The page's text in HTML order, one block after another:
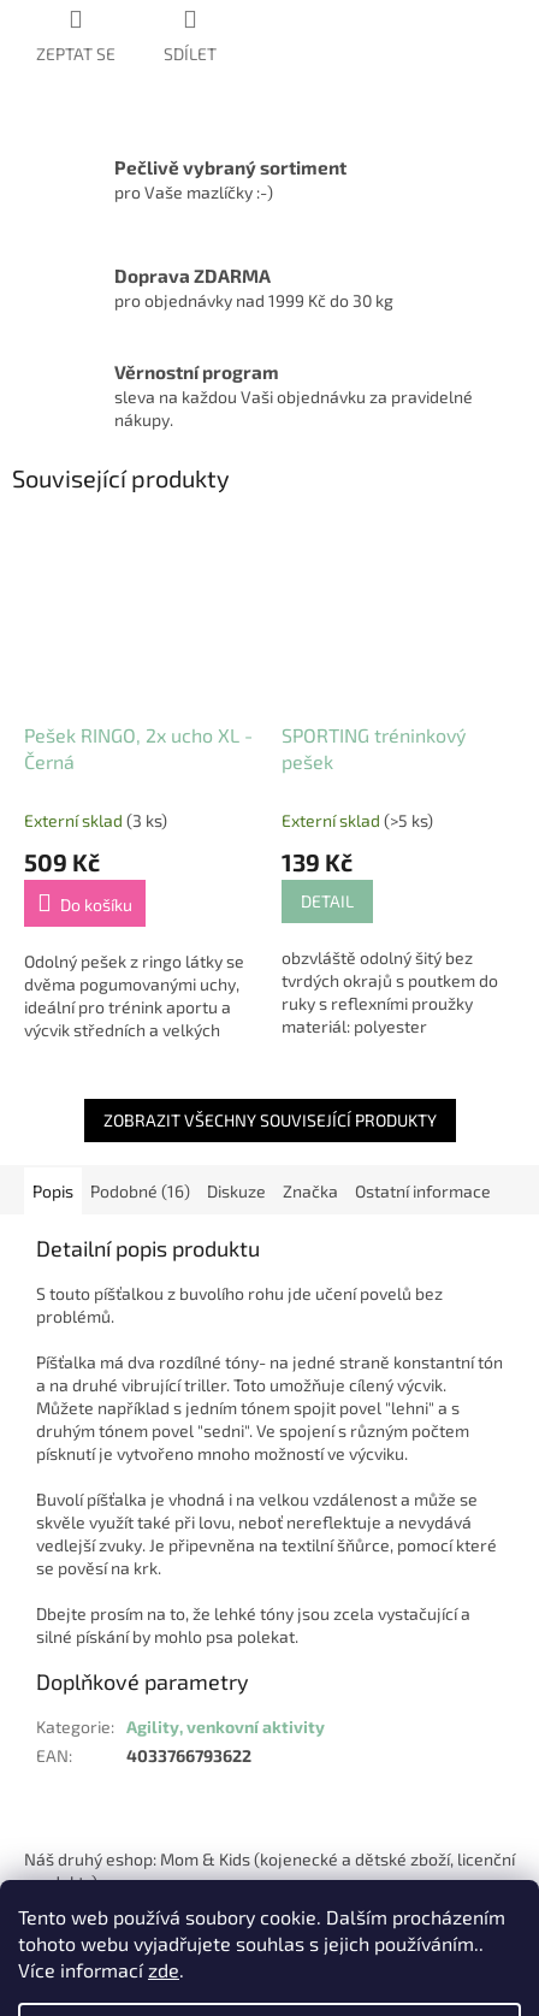
Tento web používá soubory cookie. Dalším procházením
tohoto webu vyjadřujete souhlas s jejich používáním..
Více informacízde.
ZEPTAT SE SDÍLET
Pečlivě vybraný sortiment
pro Vaše mazlíčky :-)
Doprava ZDARMA
pro objednávky nad 1999 Kč do 30 kg
Věrnostní program
sleva na každou Vaši objednávku za pravidelné
nákupy.
Související produkty
Pešek RINGO, 2x ucho XL -
Černá
Externí sklad (3 ks)
509 Kč
Do košíku
Odolný pešek z ringo látky se
dvěma pogumovanými uchy,
ideální pro trénink aportu a
výcvik středních a velkých
SPORTING tréninkový
pešek
Externí sklad (>5 ks)
139 Kč
DETAIL
obzvláště odolný šitý bez
tvrdých okrajů s poutkem do
ruky s reflexními proužky
materiál: polyester
ZOBRAZIT VŠECHNY SOUVISEJÍCÍ PRODUKTY
Popis Podobné (16) Diskuze Značka Ostatní informace
Detailní popis produktu
S touto píšťalkou z buvolího rohu jde učení povelů bez
problémů.
Píšťalka má dva rozdílné tóny- na jedné straně konstantní tón
a na druhé vibrující triller. Toto umožňuje cílený výcvik.
Můžete například s jedním tónem spojit povel "lehni" a s
druhým tónem povel "sedni". Ve spojení s různým počtem
písknutí je vytvořeno mnoho možností ve výcviku.
Buvolí píšťalka je vhodná i na velkou vzdálenost a může se
skvěle využít také při lovu, neboť nereflektuje a nevydává
vedlejší zvuky. Je připevněna na textilní šňůrce, pomocí které
se pověsí na krk.
Dbejte prosím na to, že lehké tóny jsou zcela vystačující a
silné pískání by mohlo psa polekat.
Doplňkové parametry
Kategorie: Agility, venkovní aktivity
EAN: 4033766793622
p
Náš druhý eshop: Mom & Kids (kojenecké a dětské zboží, licenční
produkty)